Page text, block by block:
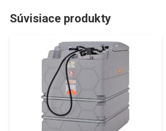
Súvisiace produkty